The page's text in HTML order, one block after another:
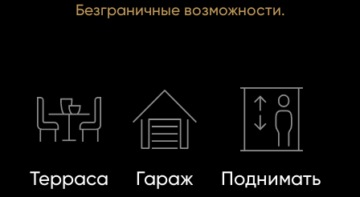
Безграничные возможности.
Терраса Гараж Поднимать